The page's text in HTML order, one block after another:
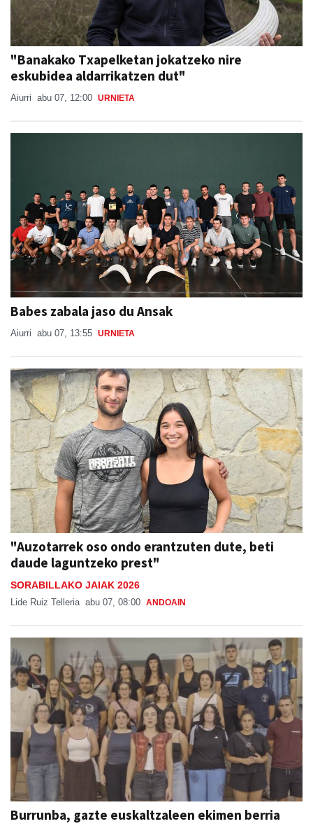
"Banakako Txapelketan jokatzeko nire
eskubidea aldarrikatzen dut"
Aiurri abu 07, 12:00 URNIETA
Babes zabala jaso du Ansak
Aiurri abu 07, 13:55 URNIETA
"Auzotarrek oso ondo erantzuten dute, beti
daude laguntzeko prest"
SORABILLAKO JAIAK 2026
Lide Ruiz Telleria abu 07, 08:00 ANDOAIN
Burrunba, gazte euskaltzaleen ekimen berria